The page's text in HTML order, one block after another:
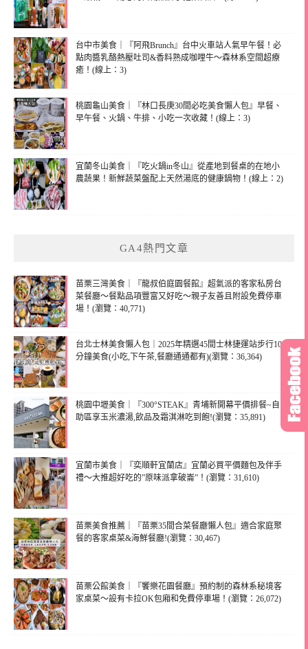
台中市美食｜『阿飛Brunch』台中火車站人氣早午餐！必
點肉醬乳酪熱壓吐司&香料熟成咖哩牛～森林系空間超療
癒！(線上：3)
桃園龜山美食｜『林口長庚30間必吃美食懶人包』早餐、
早午餐、火鍋、牛排、小吃一次收藏！(線上：3)
宜蘭冬山美食｜『吃火鍋in冬山』從產地到餐桌的在地小
農蔬果！新鮮蔬菜盤配上天然湯底的健康鍋物！(線上：2)
GA4熱門文章
苗栗三灣美食｜『龍叔伯庭園餐館』超氣派的客家私房台
菜餐廳～餐點品項豐富又好吃～親子友善且附設免費停車
場！(瀏覽：40,771)
台北士林美食懶人包｜2025年精選45間士林捷運站步行10
分鐘美食(小吃,下午茶,餐廳通通都有)(瀏覽：36,364)
桃園中壢美食｜『300°STEAK』青埔新開幕平價排餐~自
助區享玉米濃湯,飲品及霜淇淋吃到飽!(瀏覽：35,891)
宜蘭市美食｜『奕順軒宜蘭店』宜蘭必買平價麵包及伴手
禮～大推超好吃的”原味派拿破崙”！(瀏覽：31,610)
苗栗美食推薦｜『苗栗35間合菜餐廳懶人包』適合家庭聚
餐的客家桌菜&海鮮餐廳!(瀏覽：30,467)
苗栗公館美食｜『饗樂花園餐廳』預約制的森林系秘境客
家桌菜～設有卡拉OK包廂和免費停車場！(瀏覽：26,072)